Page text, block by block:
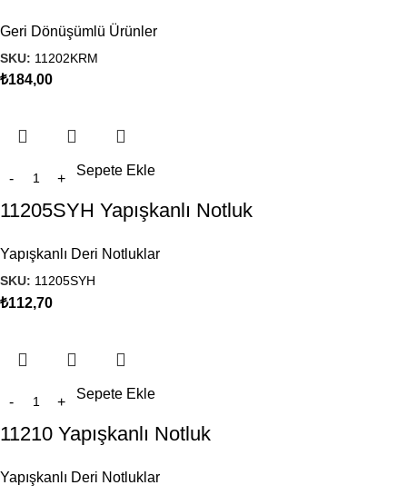
Geri Dönüşümlü Ürünler
SKU: 11202KRM
₺184,00
Sepete Ekle
11205SYH Yapışkanlı Notluk
Yapışkanlı Deri Notluklar
SKU: 11205SYH
₺112,70
Sepete Ekle
11210 Yapışkanlı Notluk
Yapışkanlı Deri Notluklar